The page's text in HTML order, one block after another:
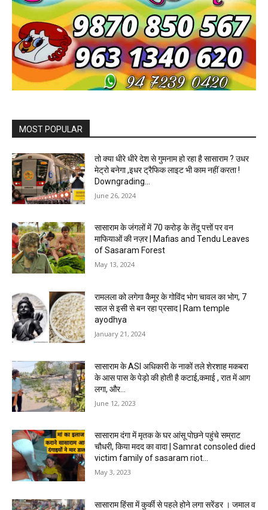
MOST POPULAR
तो क्या धीरे धीरे देश से गुमनाम हो रहा है सासाराम ? उधर
मेट्रो बनेगा ,इधर ट्रैफिक लाइट भी काम नहीं करता !
Downgrading...
June 26, 2024
सासाराम के जंगलों में 70 करोड़ के तेंदू पत्तों पर वन
माफियाओं की नज़र | Mafias and Tendu Leaves
of Sasaram Forest
May 13, 2024
रामलला को लगेगा कैमूर के गोविंद भोग चावल का भोग, 7
साल से इसी से बन रहा प्रसाद | Ram temple
ayodhya
January 21, 2024
सासाराम के ASI अधिकारी के नाकों तले शेरशाह मकबरा
के आस पास के पेड़ो की होती है कटाई,कमाई , रात में आग
लगा, और...
June 12, 2023
सासाराम दंगा में मृतक के घर आंसू पोछने पहुंचे सम्राट
चौधरी, किया मदद का वादा | Samrat consoled died
victim family of sasaram riot...
May 3, 2023
सासाराम हिंसा में कुर्की से पहले होने लगा सरेंडर । जमाल व